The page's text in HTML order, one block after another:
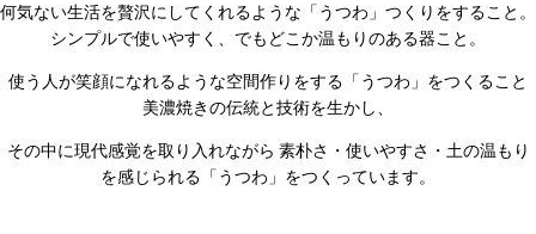
何気ない生活を贅沢にしてくれるような「うつわ」つくりをすること。
シンプルで使いやすく、でもどこか温もりのある器こと。
使う人が笑顔になれるような空間作りをする「うつわ」をつくること
美濃焼きの伝統と技術を生かし、
その中に現代感覚を取り入れながら 素朴さ・使いやすさ・土の温もり
を感じられる「うつわ」をつくっています。